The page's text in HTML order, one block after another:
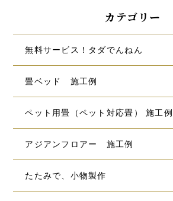
カテゴリー
無料サービス！タダでんねん
畳ベッド 施工例
ペット用畳（ペット対応畳） 施工例
アジアンフロアー 施工例
たたみで、小物製作